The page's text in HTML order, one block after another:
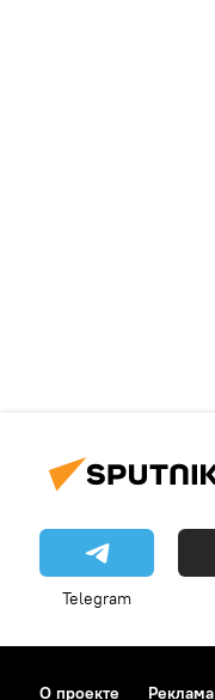
Telegram
О проекте Реклама